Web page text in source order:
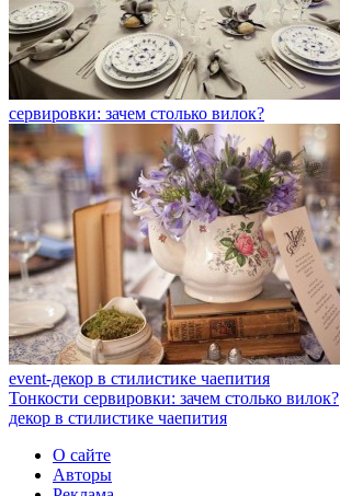
сервировки: зачем столько вилок?
event-декор в стилистике чаепития
Тонкости сервировки: зачем столько вилок?
декор в стилистике чаепития
О сайте
Авторы